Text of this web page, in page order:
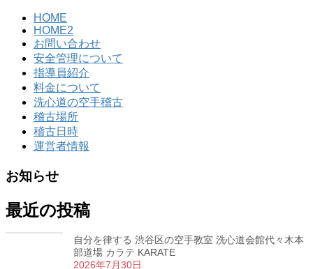
HOME
HOME2
お問い合わせ
安全管理について
指導員紹介
料金について
洗心道の空手稽古
稽古場所
稽古日時
運営者情報
お知らせ
最近の投稿
自分を律する 渋谷区の空手教室 洗心道会館代々木本
部道場 カラテ KARATE
2026年7月30日